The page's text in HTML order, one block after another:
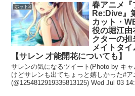
ホット3
春アニメ『
Re:Dive』
カット・
役の堀江由
クターの担
メイトタ
【サレン 才能開花についても】
サレンの気になるツイート(Photo by キ
けどサレンも出てちょっと嬉しかった#
(@1254812919335813125) Wed Jul 03